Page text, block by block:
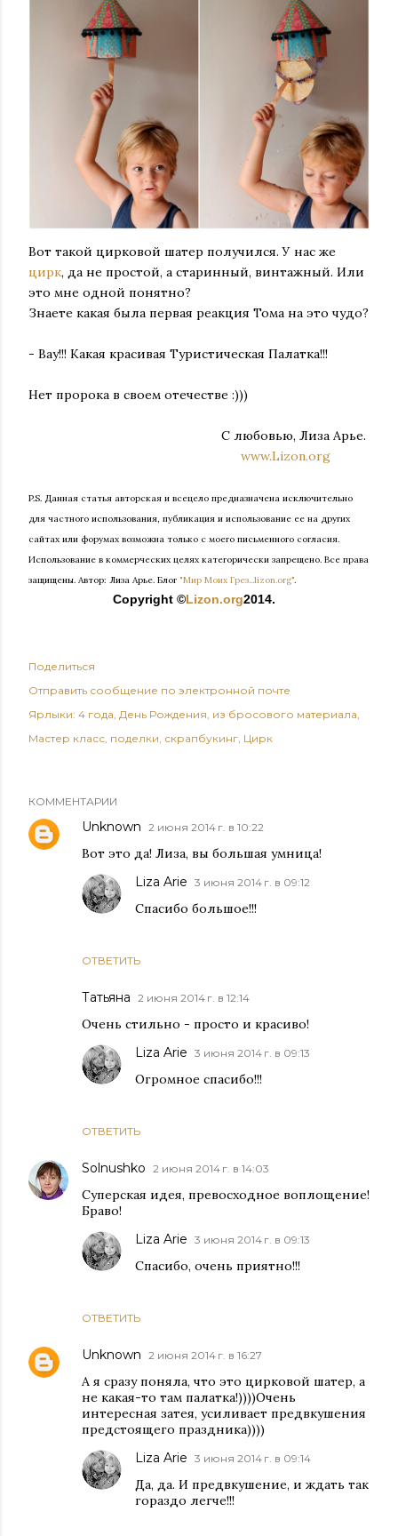
Вот такой цирковой шатер получился. У нас же
цирк, да не простой, а старинный, винтажный. Или
это мне одной понятно?
Знаете какая была первая реакция Тома на это чудо?
- Вау!!! Какая красивая Туристическая Палатка!!!
Нет пророка в своем отечестве :)))
С любовью, Лиза Арье.
www.Lizon.org
P.S. Данная статья авторская и всецело предназначена исключительно
для частного использования, публикация и использование ее на других
сайтах или форумах возможна только с моего письменного согласия.
Использование в коммерческих целях категорически запрещено. Все права
защищены. Автор: Лиза Арье. Блог "Мир Моих Грез...lizon.org".
Copyright ©Lizon.org2014.
Поделиться
Отправить сообщение по электронной почте
Ярлыки: 4 года День Рождения из бросового материала
Мастер класс поделки скрапбукинг Цирк
КОММЕНТАРИИ
Unknown 2 июня 2014 г. в 10:22
Вот это да! Лиза, вы большая умница!
ОТВЕТИТЬ
Liza Arie 3 июня 2014 г. в 09:12
Спасибо большое!!!
Татьяна 2 июня 2014 г. в 12:14
Очень стильно - просто и красиво!
ОТВЕТИТЬ
Liza Arie 3 июня 2014 г. в 09:13
Огромное спасибо!!!
Solnushko 2 июня 2014 г. в 14:03
Суперская идея, превосходное воплощение!
Браво!
ОТВЕТИТЬ
Liza Arie 3 июня 2014 г. в 09:13
Спасибо, очень приятно!!!
Unknown 2 июня 2014 г. в 16:27
А я сразу поняла, что это цирковой шатер, а
не какая-то там палатка!))))Очень
интересная затея, усиливает предвкушения
предстоящего праздника))))
Liza Arie 3 июня 2014 г. в 09:14
Да, да. И предвкушение, и ждать так
гораздо легче!!!